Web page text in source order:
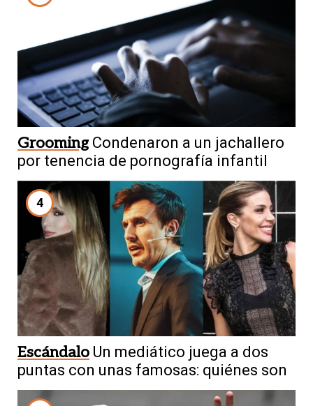
Grooming Condenaron a un jachallero
por tenencia de pornografía infantil
4
Escándalo Un mediático juega a dos
puntas con unas famosas: quiénes son